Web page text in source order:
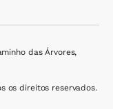
das Árvores,
os direitos reservados.